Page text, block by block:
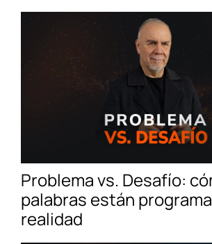
Problema vs. Desafío:
palabras están
realidad